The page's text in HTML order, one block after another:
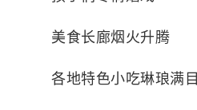
美食长廊烟火升腾
各地特色小吃琳琅满目